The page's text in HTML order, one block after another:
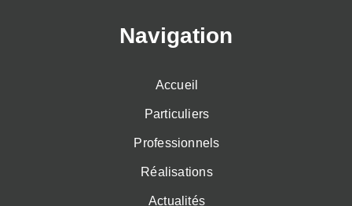
Navigation
Accueil
Particuliers
Professionnels
Réalisations
Actualités